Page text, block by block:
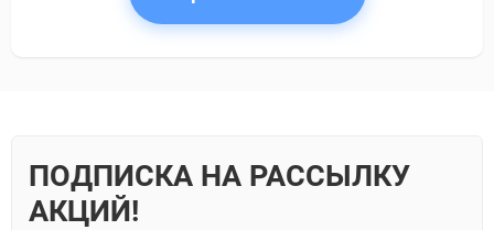
ПОДПИСКА НА РАССЫЛКУ
АКЦИЙ!